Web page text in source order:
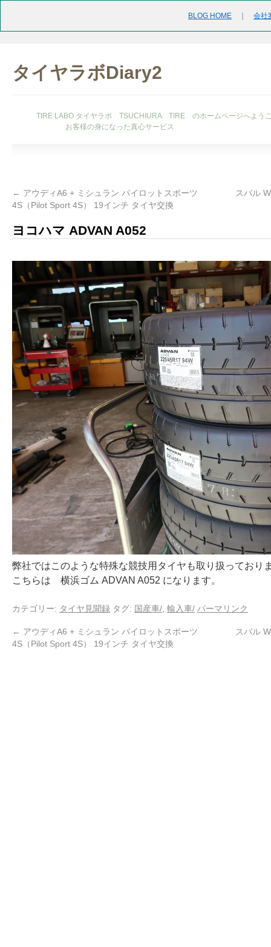
BLOG HOME 会社
タイヤラボDiary2
TIRE LABO タイヤラボ TSUCHIURA TIRE のホームページへよう
お客様の身になった真心サービス
← アウディA6 + ミシュラン パイロットスポーツ
4S（Pilot Sport 4S） 19インチ タイヤ交換
スバル
ヨコハマ ADVAN A052
弊社ではこのような特殊な競技用タイヤも取り扱っており
こちらは 横浜ゴム ADVAN A052 になります。
カテゴリー: タイヤ見聞録 タグ: 国産車/ 輸入車/ パーマリンク
← アウディA6 + ミシュラン パイロットスポーツ
4S（Pilot Sport 4S） 19インチ タイヤ交換
スバル